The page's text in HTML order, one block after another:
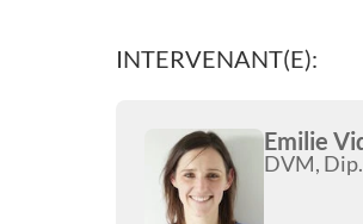
INTERVENANT(E):
Emilie
DVM,